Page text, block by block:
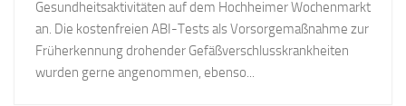
Gesundheitsaktivitäten auf dem Hochheimer Wochenmarkt
an. Die kostenfreien ABI-Tests als Vorsorgemaßnahme zur
Früherkennung drohender Gefäßverschlusskrankheiten
wurden gerne angenommen, ebenso...